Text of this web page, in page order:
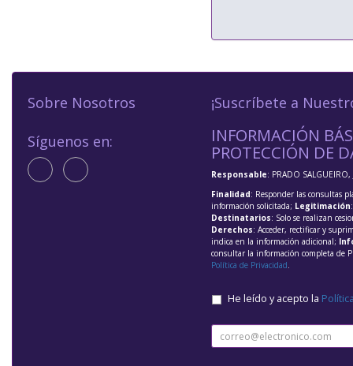
Sobre Nosotros
Síguenos en:
¡Suscríbete a
INFORMACIÓN
PROTECCIÓN DE
Responsable: PRADO SALGUEIRO,
Finalidad: Responder las consultas
información solicitada; Legitimación
Destinatarios: Solo se realizan
Derechos: Acceder, rectificar y
indica en la información adicional;
consultar la información completa de
Política de Privacidad.
He leído y acepto la